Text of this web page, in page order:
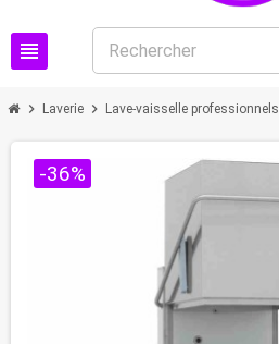
view_headline
chevron_right Laverie chevron_right Lave-vaisselle professionnels
-36%